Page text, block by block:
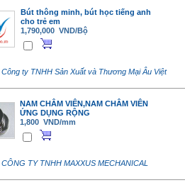
Bút thông minh, bút học tiếng anh
cho trẻ em
1,790,000 VND/Bộ
Công ty TNHH Sản Xuất và Thương Mại Âu Việt
NAM CHÂM VIÊN,NAM CHÂM VIÊN
ỨNG DỤNG RỘNG
1,800 VND/mm
CÔNG TY TNHH MAXXUS MECHANICAL